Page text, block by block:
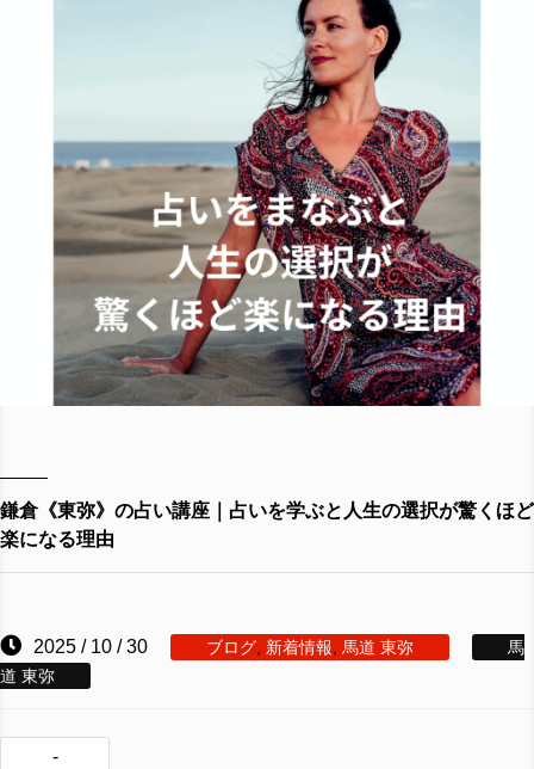
鎌倉《東弥》の占い講座｜占いを学ぶと人生の選択が驚くほど
楽になる理由
2025 / 10 / 30 ブログ 新着情報 馬道 東弥
馬
道 東弥
-